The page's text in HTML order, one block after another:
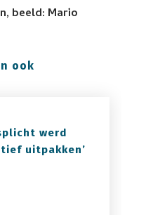
beeld: Mario
ook
werd
uitpakken’